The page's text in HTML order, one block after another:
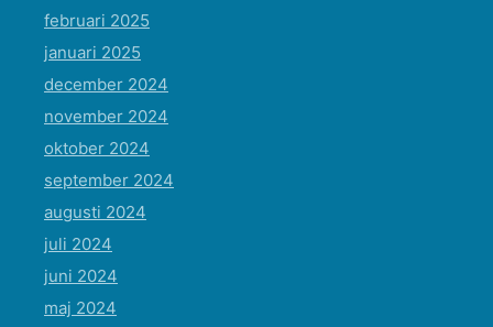
februari 2025
januari 2025
december 2024
november 2024
oktober 2024
september 2024
augusti 2024
juli 2024
juni 2024
maj 2024